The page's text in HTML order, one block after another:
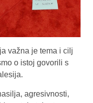
važna je tema i cilj
o istoj govorili s
agresivnosti,